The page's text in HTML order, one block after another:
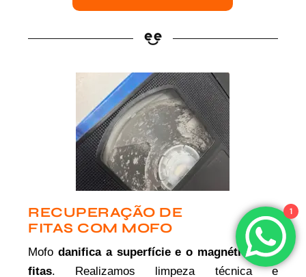
RECUPERAÇÃO DE
FITAS COM MOFO
Mofodanifica a superfície e o magnético das
fitas. Realizamos limpeza técnica e
1